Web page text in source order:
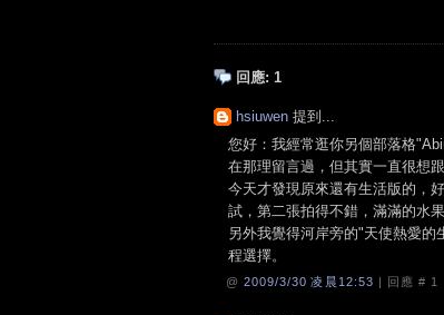
回應: 1
hsiuwen 提到...
您好：我經常逛你另個部落格
在那理留言過，但其實一直很想
今天才發現原來還有生活版的，
試，第二張拍得不錯，滿滿的水
另外我覺得河岸旁的"天使熱愛
程選擇。
@ 2009/3/30 凌晨12:53 | 回應 # 1